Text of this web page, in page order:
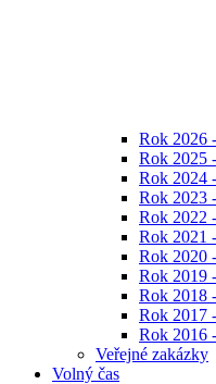
Rok 2026
Rok 2025
Rok 2024
Rok 2023
Rok 2022
Rok 2021
Rok 2020
Rok 2019
Rok 2018
Rok 2017
Rok 2016
Veřejné zakázky
Volný čas